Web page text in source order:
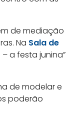
de mediação
Na Sala de
a festa junina”
de modelar e
poderão